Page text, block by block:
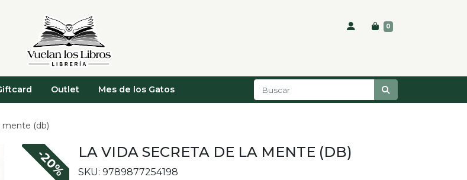
0
Outlet Mes de los Gatos
mente (db)
-20% LA VIDA SECRETA DE LA MENTE (DB)
SKU: 9789877254198